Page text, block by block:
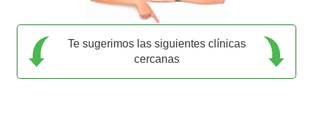
Te sugerimos las siguientes clínicas
cercanas